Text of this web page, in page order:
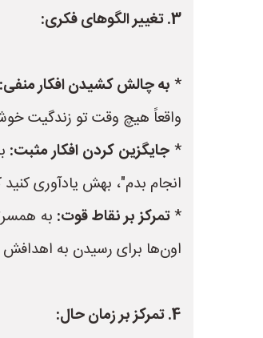
3. تغییر الگوهای فکری:
* به چالش کشیدن افکار منفی:
واقعاً هیچ وقت تو زندگیت
* جایگزین کردن افکار مثبت:
انجام بدم"، بهش یادآوری
*تمرکز بر نقاط قوت: به
اون‌ها برای رسیدن به اهدافش
4. تمرکز بر زمان حال: